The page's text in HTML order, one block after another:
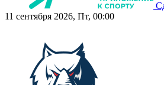
11 сентября 2026, Пт, 00:00